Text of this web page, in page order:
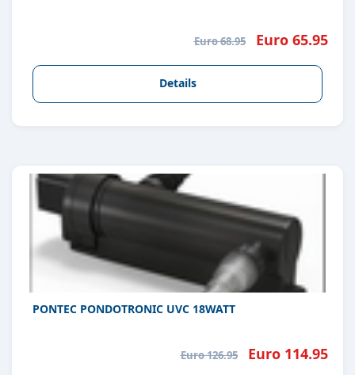
Euro 68.95 Euro 65.95
Details
PONTEC PONDOTRONIC UVC 18WATT
Euro 126.95 Euro 114.95